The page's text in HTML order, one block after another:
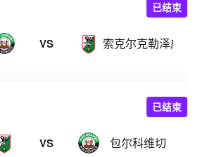
VS 索克尔克勒泽威
已结束
VS 包尔科维切
已结束